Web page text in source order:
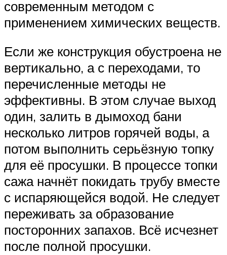
современным методом с
применением химических веществ.
Если же конструкция обустроена не
вертикально, а с переходами, то
перечисленные методы не
эффективны. В этом случае выход
один, залить в дымоход бани
несколько литров горячей воды, а
потом выполнить серьёзную топку
для её просушки. В процессе топки
сажа начнёт покидать трубу вместе
с испаряющейся водой. Не следует
переживать за образование
посторонних запахов. Всё исчезнет
после полной просушки.